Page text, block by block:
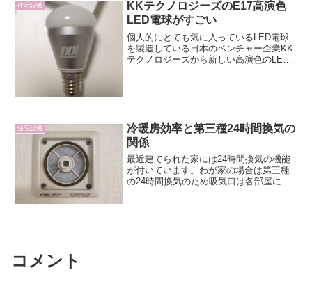
住宅設備
KKテクノロジーズのE17高演色
LED電球がすごい
個人的にとても気に入っているLED電球
を製造している日本のベンチャー企業KK
テクノロジーズから新しい高演色のLED
住宅設備
冷暖房効率と第三種24時間換気の
関係
最近建てられた家には24時間換気の機能
が付いています。わが家の場合は第三種
の24時間換気のため吸気口は各部屋に、
コメント